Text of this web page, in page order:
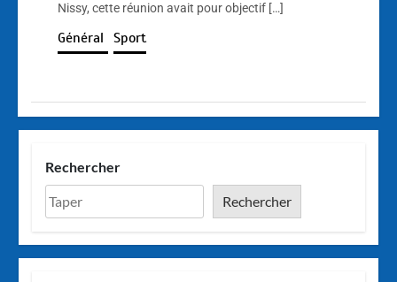
Nissy, cette réunion avait pour objectif […]
Général Sport
Rechercher
Rechercher